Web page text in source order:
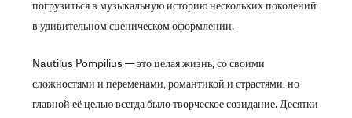
погрузиться в музыкальную историю нескольких поколений
в удивительном сценическом оформлении.
Nautilus Pompilius — это целая жизнь, со своими
сложностями и переменами, романтикой и страстями, но
главной её целью всегда было творческое созидание. Десятки